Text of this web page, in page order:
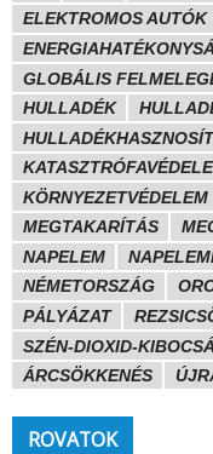
ELEKTROMOS AUTÓK
GLOBÁLIS
HULLADÉK
KÖRNYEZETVÉDELEM
MEGTAKARÍTÁS
NAPELEM
NÉMETORSZÁG
PÁLYÁZAT
SZÉN-DIOXID-
ÁRCSÖKKENÉS
ROVATOK